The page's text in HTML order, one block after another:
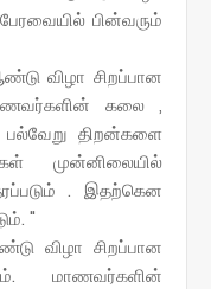
பின்வரும்
விழா சிறப்பான
கலை ,
திறன்களை
முன்னிலையில்
. இதற்கென
"
விழா சிறப்பான
மாணவர்களின்